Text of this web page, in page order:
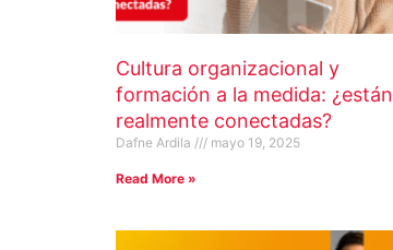
Cultura organizacional y
formación a la medida: ¿están
realmente conectadas?
Dafne Ardila mayo 19, 2025
Read More »